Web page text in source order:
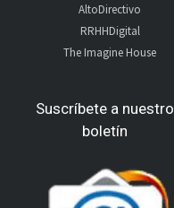
AltoDirectivo
RRHHDigital
The Imagine House
Suscríbete a nuestro
boletín